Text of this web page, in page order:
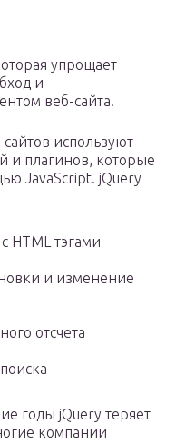
упрощает
и
веб-сайта.
используют
и плагинов, которые
JavaScript. jQuery
HTML тэгами
и изменение
отсчета
годы jQuery теряет
компании